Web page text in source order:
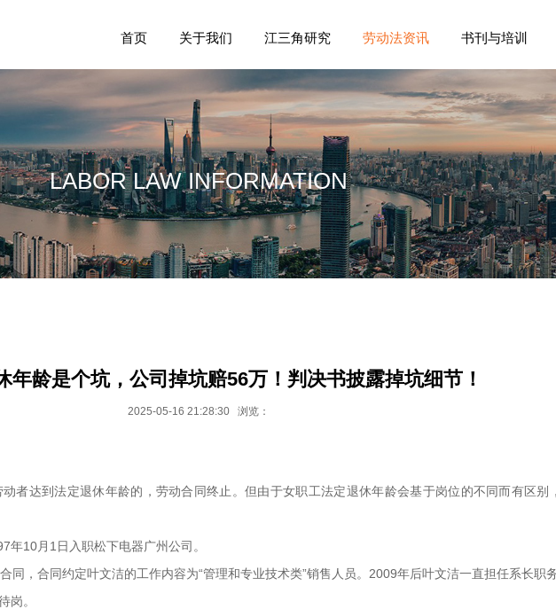
首页 关于我们 江三角研究 劳动法资讯 书刊与培训
LABOR LAW INFORMATION
年龄是个坑，公司掉坑赔56万！判决书披露掉坑细节！
2025-05-16 21:28:30 浏览：
者达到法定退休年龄的，劳动合同终止。但由于女职工法定退休年龄会基于岗位的不同而有区别
10月1日入职松下电器广州公司。
同，合同约定叶文洁的工作内容为“管理和专业技术类”销售人员。2009年后叶文洁一直担任系长职务
岗。